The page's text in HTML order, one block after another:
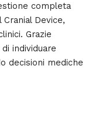
completa
Device,
Grazie
individuare
decisioni mediche